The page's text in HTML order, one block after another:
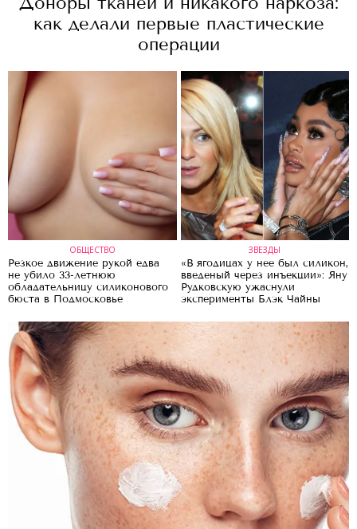
как делали первые пластические
операции
ОБЩЕСТВО
Резкое движение рукой едва
не убило 33-летнюю
обладательницу силиконового
бюста в Подмосковье
ЗВЕЗДЫ
«В ягодицах у нее был силикон,
введеный через инъекции»: Яну
Рудковскую ужаснули
эксперименты Блэк Чайны